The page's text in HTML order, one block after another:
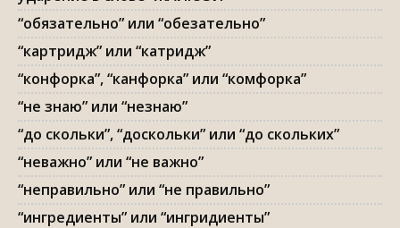
“обязательно” или “обезательно”
“картридж” или “катридж”
“конфорка”, “канфорка” или “комфорка”
“не знаю” или “незнаю”
“до скольки”, “доскольки” или “до скольких”
“неважно” или “не важно”
“неправильно” или “не правильно”
“ингредиенты” или “ингридиенты”